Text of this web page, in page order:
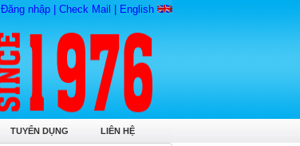
Đăng nhập Check Mail English
TUYỂN DỤNG LIÊN HỆ